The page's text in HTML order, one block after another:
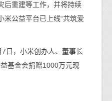
后重建等工作，并将持续
米公益平台已上线“共筑爱
，小米创办人、董事长
基金会捐赠1000万元现